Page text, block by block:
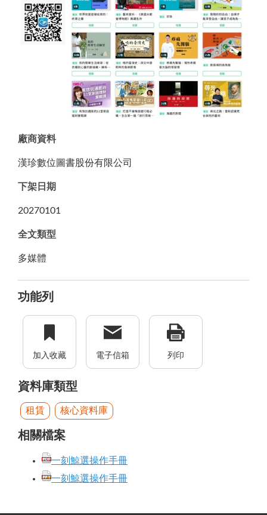
廠商資料
漢珍數位圖書股份有限公司
下架日期
20270101
全文類型
多媒體
功能列
加入收藏 電子信箱 列印
資料庫類型
租賃 核心資料庫
相關檔案
一刻鯨選操作手冊
一刻鯨選操作手冊